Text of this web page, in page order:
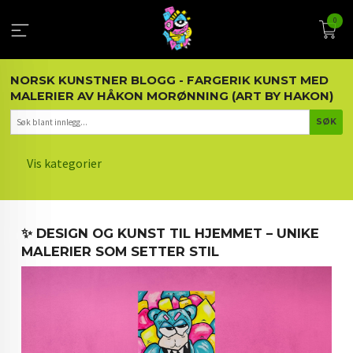
innholdet
0
NORSK KUNSTNER BLOGG - FARGERIK KUNST MED
MALERIER AV HÅKON MORØNNING (ART BY HAKON)
Vis kategorier
KUNST OG KUNSTNEREN
MALERIER BLOGG
✨ DESIGN OG KUNST TIL HJEMMET – UNIKE
MALERIER SOM SETTER STIL